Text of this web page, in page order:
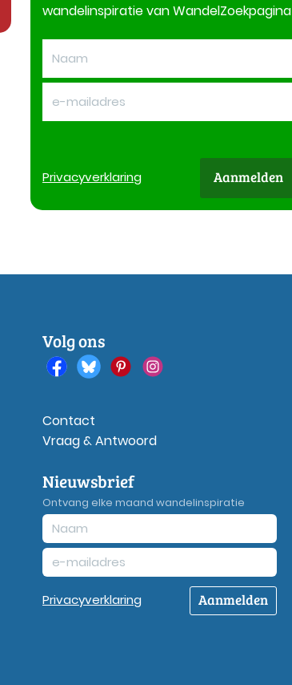
wandelinspiratie van WandelZoekpagina
Privacyverklaring Aanmelden
Volg ons
Contact
Vraag & Antwoord
Nieuwsbrief
Ontvang elke maand wandelinspiratie
Privacyverklaring Aanmelden